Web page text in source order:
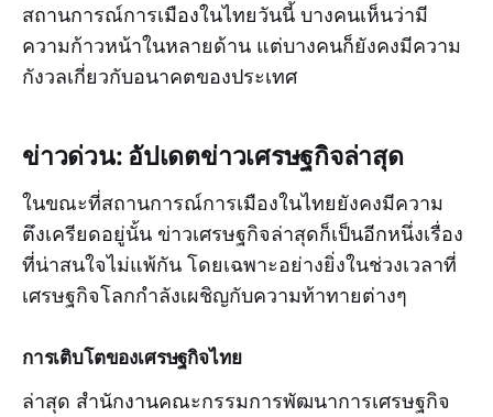
สถานการณ์การเมืองในไทยวันนี้ บางคนเห็นว่ามี
ความก้าวหน้าในหลายด้าน แต่บางคนก็ยังคงมีความ
กังวลเกี่ยวกับอนาคตของประเทศ
ข่าวด่วน: อัปเดตข่าวเศรษฐกิจล่าสุด
ในขณะที่สถานการณ์การเมืองในไทยยังคงมีความ
ตึงเครียดอยู่นั้น ข่าวเศรษฐกิจล่าสุดก็เป็นอีกหนึ่งเรื่อง
ที่น่าสนใจไม่แพ้กัน โดยเฉพาะอย่างยิ่งในช่วงเวลาที่
เศรษฐกิจโลกกำลังเผชิญกับความท้าทายต่างๆ
การเติบโตของเศรษฐกิจไทย
ล่าสุด สำนักงานคณะกรรมการพัฒนาการเศรษฐกิจ